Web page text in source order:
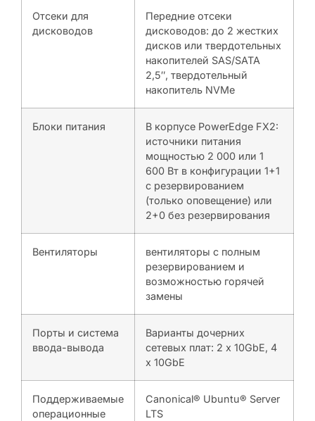
Отсеки для
дисководов
Передние отсеки
дисководов: до 2 жестких
дисков или твердотельных
накопителей SAS/SATA
2,5″, твердотельный
накопитель NVMe
Блоки питания
В корпусе PowerEdge FX2:
источники питания
мощностью 2 000 или 1
600 Вт в конфигурации 1+1
с резервированием
(только оповещение) или
2+0 без резервирования
Вентиляторы
вентиляторы с полным
резервированием и
возможностью горячей
замены
Порты и система
ввода-вывода
Варианты дочерних
сетевых плат: 2 x 10GbE, 4
x 10GbE
Поддерживаемые
операционные
Canonical® Ubuntu® Server
LTS